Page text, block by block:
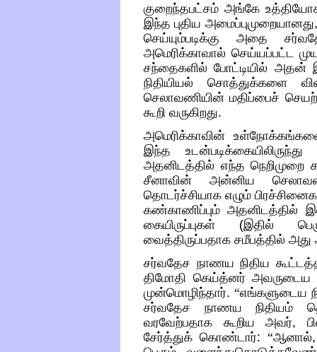
குறைந்தபட்சம் அங்கே
இந்த புதிய அமைப்புமுறையானது
செய்யும்படிக்கு அதை
அமெரிக்காவால் செய்யப்பட்ட
சந்தைகளில் போட்டியில் அதன்
நிதியியல் சொத்துக்களை
செலாவணியின் மதிப்பைச்
கூறி வருகிறது.
அமெரிக்காவின்
இந்த
அதனிடத்தில் எந்த நெறிமுறை
சீனாவின் அன்னிய
தொடர்ச்சியாக எழும்
கண்காணிப்பும் அதனிடத்தில்
கையிருப்புகள் (இதில்
வைத்திருப்பதாக சமீபத்தில் அது
சர்வதேச நாணய நிதிய
திமோதி கெய்த்னர் அவருடைய
முன்மொழிந்தார்.“எங்களுடைய
சர்வதேச நாணய நிதியம்
வரவேற்பதாக கூறிய அவர்,
சேர்த்துக் கொண்டார்: “ஆனால்